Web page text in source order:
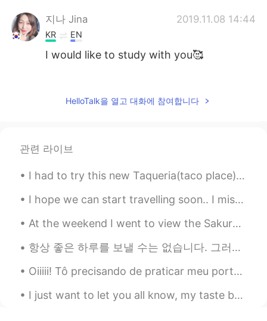
지나 Jina 2019.11.08 14:44
KR EN
I would like to study with you🥰
HelloTalk을 열고 대화에 참여합니다
관련 라이브
I had to try this new Taqueria(taco place) and I loved it!! Who wouldn't want pink tacos! 💕🌮 And ...
I hope we can start travelling soon.. I miss all the beautiful places.. Sun.. Sand.. Sea.. Wind...
At the weekend I went to view the Sakura in Japan for the first time with my friends! Did you go ...
항상 좋은 하루를 보낼 수는 없습니다. 그러나 항상 좋은 태도로 나쁜 하루를 맞이할 수 있습니다. 행복하다는 것이 모든 것이 완벽하다는 의미는 아닙니다. 그것은 당신이 결점을...
Oiiiii! Tô precisando de praticar meu português :( alguém aqui quer me ligar? A gente pode conv...
I just want to let you all know, my taste buds are gone. They died. 🥵 What kind of spicy is this?...